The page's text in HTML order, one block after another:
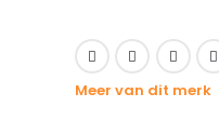
Meer van dit merk